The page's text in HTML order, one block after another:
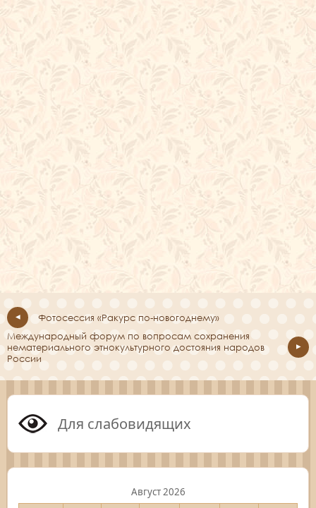
Фотосессия «Ракурс по-новогоднему»
Международный форум по вопросам сохранения
нематериального этнокультурного достояния народов
России
Для слабовидящих
Август 2026